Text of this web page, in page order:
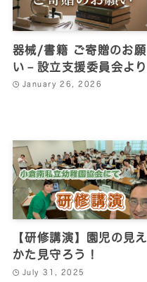
器械/書籍 ご寄贈のお願
い－設立支援委員会より
January 26, 2026
【研修講演】園児の見え
かた見守ろう！
July 31, 2025